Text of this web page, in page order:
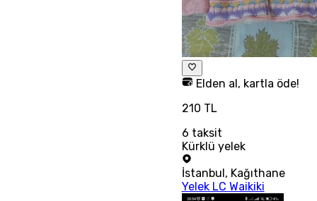
Elden al, kartla öde!
210 TL
6 taksit
Kürklü yelek
İstanbul, Kağıthane
Yelek LC Waikiki